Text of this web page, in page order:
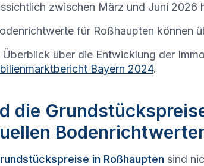
zwischen März und Juni 2026
für Roßhaupten können
Überblick über die Entwicklung der
Bayern 2024.
die
in Roßhaupten sind